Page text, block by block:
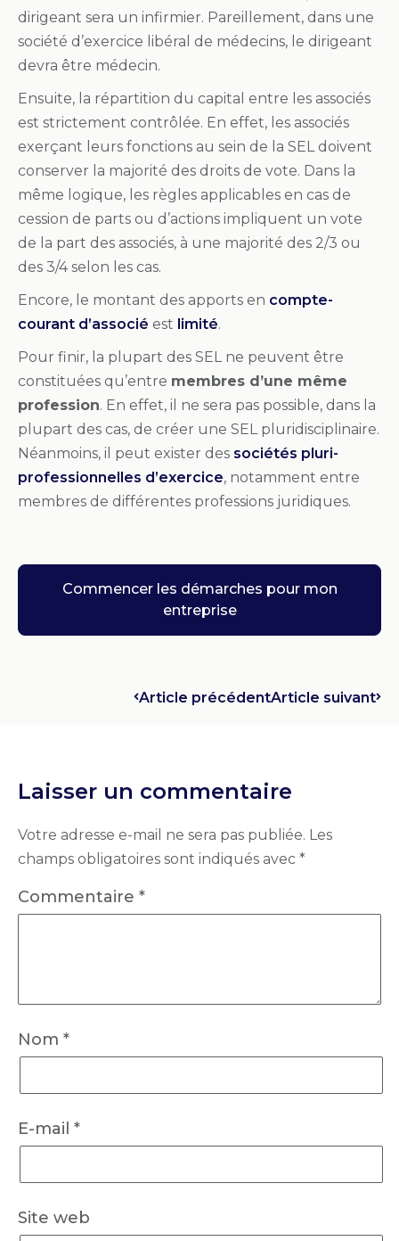
dirigeant sera un infirmier. Pareillement, dans une
société d’exercice libéral de médecins, le dirigeant
devra être médecin.
Ensuite, la répartition du capital entre les associés
est strictement contrôlée. En effet, les associés
exerçant leurs fonctions au sein de la SEL doivent
conserver la majorité des droits de vote. Dans la
même logique, les règles applicables en cas de
cession de parts ou d’actions impliquent un vote
de la part des associés, à une majorité des 2/3 ou
des 3/4 selon les cas.
Encore, le montant des apports en compte-
courant d’associé est limité.
Pour finir, la plupart des SEL ne peuvent être
constituées qu’entre membres d’une même
profession. En effet, il ne sera pas possible, dans la
plupart des cas, de créer une SEL pluridisciplinaire.
Néanmoins, il peut exister des sociétés pluri-
professionnelles d’exercice, notamment entre
membres de différentes professions juridiques.
Commencer les démarches pour mon
entreprise
Article précédentArticle suivant
Laisser un commentaire
Votre adresse e-mail ne sera pas publiée. Les
champs obligatoires sont indiqués avec *
Commentaire *
Nom *
E-mail *
Site web